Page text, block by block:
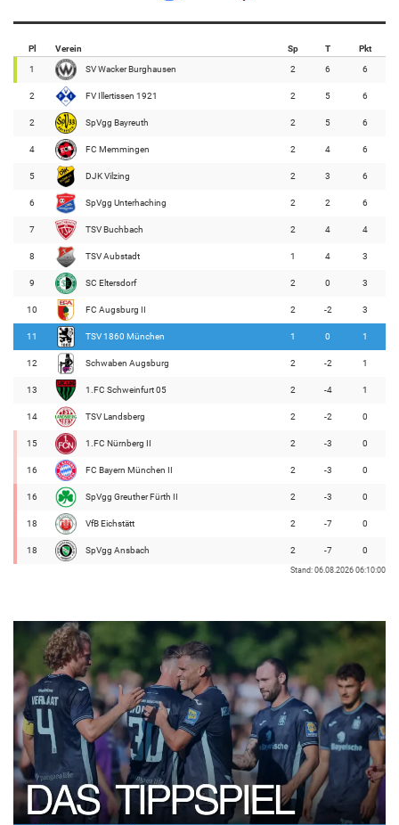
Pl Verein Sp T Pkt
1 SV Wacker Burghausen 2 6 6
2 FV Illertissen 1921 2 5 6
2 SpVgg Bayreuth 2 5 6
4 FC Memmingen 2 4 6
5 DJK Vilzing 2 3 6
6 SpVgg Unterhaching 2 2 6
7 TSV Buchbach 2 4 4
8 TSV Aubstadt 1 4 3
9 SC Eltersdorf 2 0 3
10 FC Augsburg II 2 -2 3
11 TSV 1860 München 1 0 1
12 Schwaben Augsburg 2 -2 1
13 1.FC Schweinfurt 05 2 -4 1
14 TSV Landsberg 2 -2 0
15 1.FC Nürnberg II 2 -3 0
16 FC Bayern München II 2 -3 0
16 SpVgg Greuther Fürth II 2 -3 0
18 VfB Eichstätt 2 -7 0
18 SpVgg Ansbach 2 -7 0
Stand: 06.08.2026 06:10:00